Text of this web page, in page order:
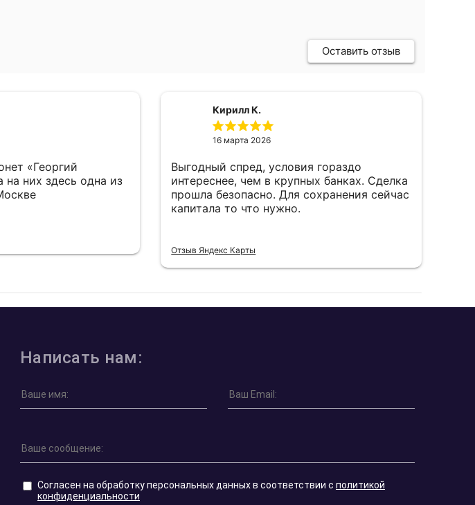
Оставить отзыв
«Георгий
них здесь одна из
Кирилл К.
16 марта 2026
Выгодный спред, условия гораздо
интереснее, чем в крупных банках. Сделка
прошла безопасно. Для сохранения сейчас
капитала то что нужно.
Отзыв Яндекс Карты
Написать нам:
Согласен на обработку персональных данных в соответствии с политикой
конфиденциальности